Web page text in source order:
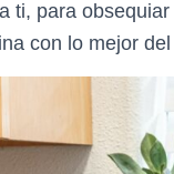
ti, para
con lo mejor